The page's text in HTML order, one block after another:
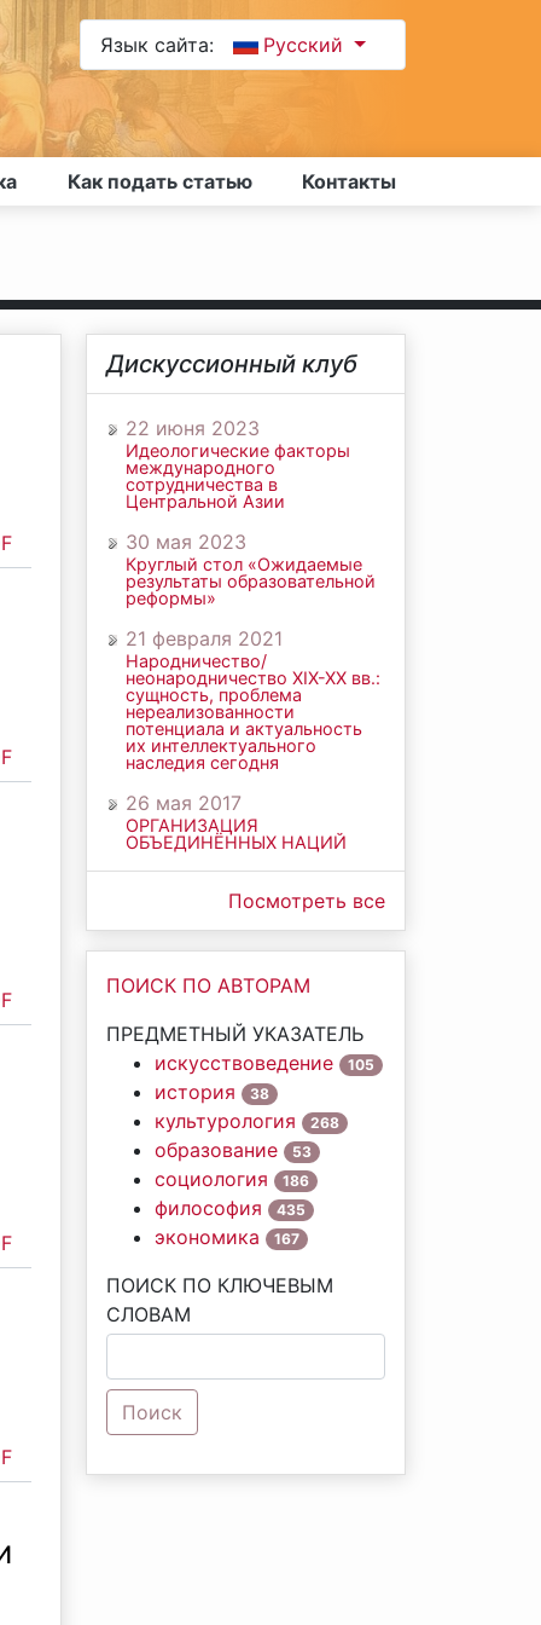
Язык сайта: Русский
Как подать статью Контакты
Дискуссионный клуб
22 июня 2023
Идеологические факторы
международного
сотрудничества в
Центральной Азии
30 мая 2023
Круглый стол «Ожидаемые
результаты образовательной
реформы»
21 февраля 2021
Народничество/
неонародничество ХIХ-ХХ вв.:
сущность, проблема
нереализованности
потенциала и актуальность
их интеллектуального
наследия сегодня
26 мая 2017
ОРГАНИЗАЦИЯ
ОБЪЕДИНЁННЫХ НАЦИЙ
Посмотреть все
ПОИСК ПО АВТОРАМ
ПРЕДМЕТНЫЙ УКАЗАТЕЛЬ
искусствоведение
105
история 38
культурология 268
образование 53
социология 186
философия 435
экономика 167
ПОИСК ПО КЛЮЧЕВЫМ
СЛОВАМ
Поиск